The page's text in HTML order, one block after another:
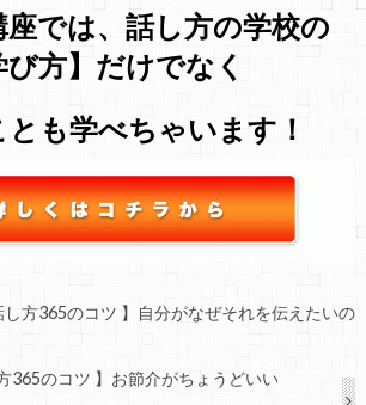
座では、話し方の学校の
び方】だけでなく
も学べちゃいます！
し方365のコツ 】自分がなぜそれを伝えたいの
365のコツ 】お節介がちょうどいい